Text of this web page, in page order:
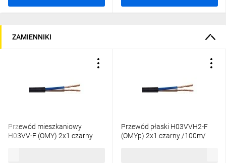
ZAMIENNIKI
Przewód mieszkaniowy
H03VV-F (OMY) 2x1 czarny
Przewód płaski H03VVH2-F
(OMYp) 2x1 czarny /100m/